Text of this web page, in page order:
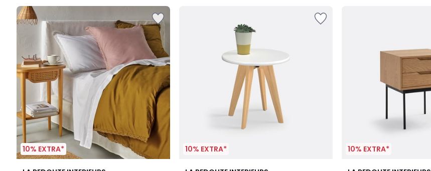
10% EXTRA* 10% EXTRA* 10% EXTRA*